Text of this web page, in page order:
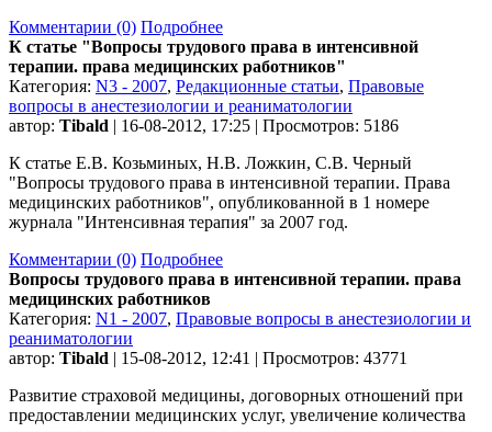
Комментарии (0) Подробнее
К статье "Вопросы трудового права в интенсивной
терапии. права медицинских работников"
Категория: N3 - 2007, Редакционные статьи, Правовые
вопросы в анестезиологии и реаниматологии
автор: Tibald | 16-08-2012, 17:25 | Просмотров: 5186
К статье Е.В. Козьминых, Н.В. Ложкин, С.В. Черный
"Вопросы трудового права в интенсивной терапии. Права
медицинских работников", опубликованной в 1 номере
журнала "Интенсивная терапия" за 2007 год.
Комментарии (0) Подробнее
Вопросы трудового права в интенсивной терапии. права
медицинских работников
Категория: N1 - 2007, Правовые вопросы в анестезиологии и
реаниматологии
автор: Tibald | 15-08-2012, 12:41 | Просмотров: 43771
Развитие страховой медицины, договорных отношений при
предоставлении медицинских услуг, увеличение количества